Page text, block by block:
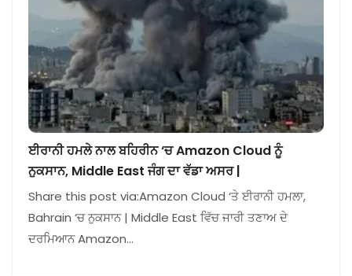
ਈਰਾਨੀ ਹਮਲੇ ਨਾਲ ਬਹਿਰੀਨ ‘ਚ Amazon Cloud ਨੂੰ
ਨੁਕਸਾਨ, Middle East ਜੰਗ ਦਾ ਵੱਡਾ ਅਸਰ |
Share this post via:Amazon Cloud ‘ਤੇ ਈਰਾਨੀ ਹਮਲਾ,
Bahrain ‘ਚ ਨੁਕਸਾਨ | Middle East ਵਿੱਚ ਜਾਰੀ ਤਣਾਅ ਦੇ
ਦਰਮਿਆਨ Amazon…